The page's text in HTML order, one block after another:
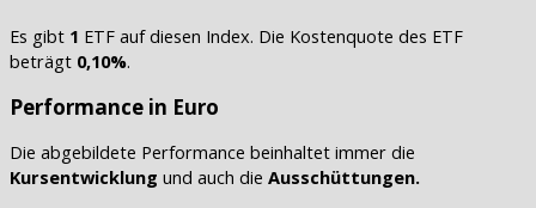
Es gibt 1 ETF auf diesen Index. Die Kostenquote des ETF
beträgt 0,10%.
Performance in Euro
Die abgebildete Performance beinhaltet immer die
Kursentwicklung und auch die Ausschüttungen.